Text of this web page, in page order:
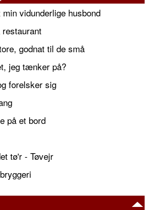
vidunderlige husbond
godnat til de små
jeg tænker på?
forelsker sig
på et bord
tø'r - Tøvejr